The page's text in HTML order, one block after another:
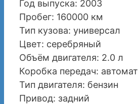
Год выпуска: 2003
Пробег: 160000 км
Тип кузова: универсал
Цвет: серебряный
Объём двигателя: 2.0 л
Коробка передач: автомат
Тип двигателя: бензин
Привод: задний